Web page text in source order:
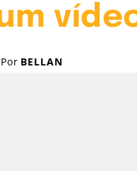
Por BELLAN